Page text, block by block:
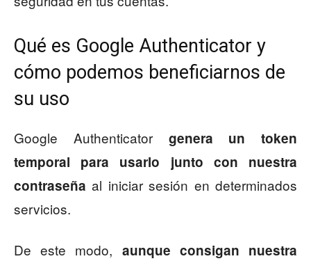
Qué es Google Authenticator y
cómo podemos beneficiarnos de
su uso
Google Authenticator genera un token
temporal para usarlo junto con nuestra
contraseña al iniciar sesión en determinados
servicios.
De este modo, aunque consigan nuestra